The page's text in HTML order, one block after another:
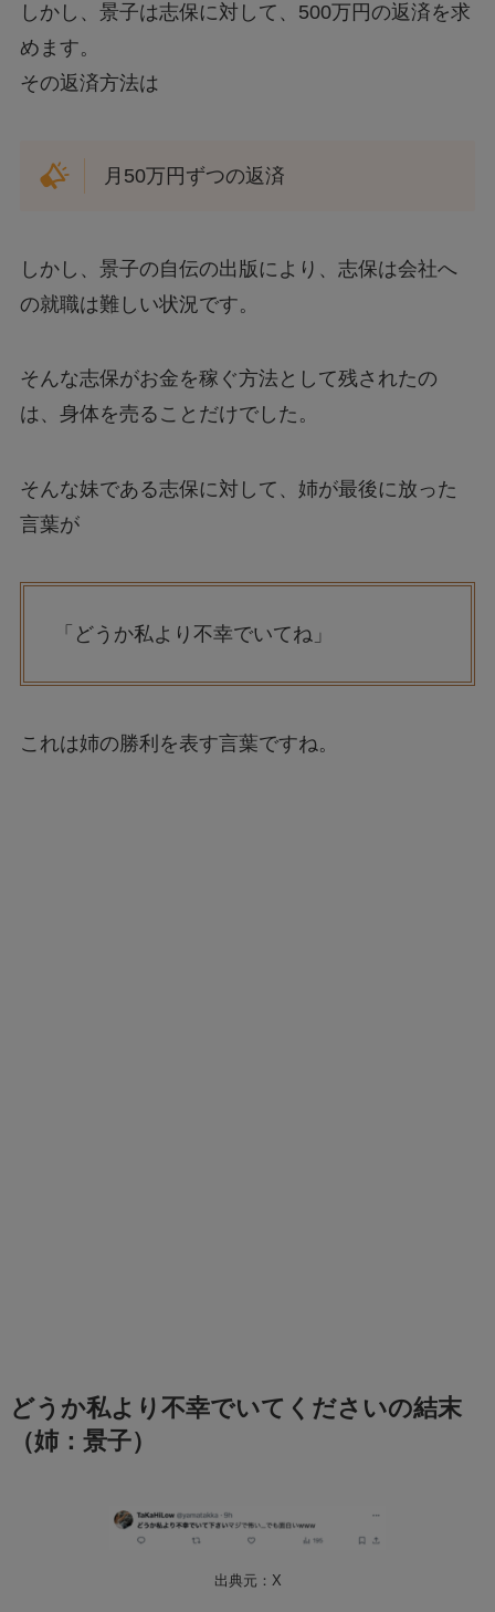
しかし、景子は志保に対して、500万円の返済を求
めます。
その返済方法は
月50万円ずつの返済
しかし、景子の自伝の出版により、志保は会社へ
の就職は難しい状況です。
そんな志保がお金を稼ぐ方法として残されたの
は、身体を売ることだけでした。
そんな妹である志保に対して、姉が最後に放った
言葉が
「どうか私より不幸でいてね」
これは姉の勝利を表す言葉ですね。
どうか私より不幸でいてくださいの結末
（姉：景子）
出典元：X